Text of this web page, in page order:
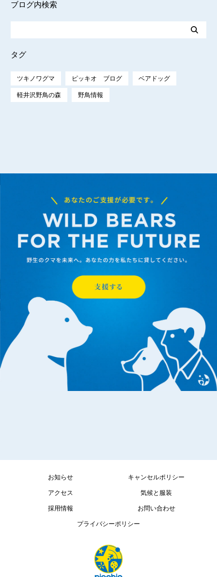
ブログ内検索
タグ
ツキノワグマ ピッキオ ブログ ベアドッグ
軽井沢野鳥の森 野鳥情報
お知らせ キャンセルポリシー
アクセス 気候と服装
採用情報 お問い合わせ
プライバシーポリシー